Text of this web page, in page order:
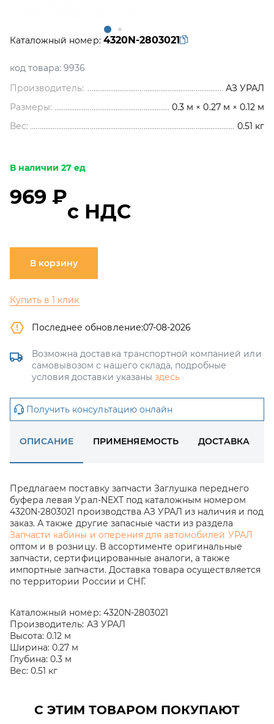
Каталожный номер: 4320N-2803021
код товара: 9936
Производитель:
АЗ УРАЛ
Размеры:
0.3 м × 0.27 м × 0.12 м
Вес:
0.51 кг
В наличии 27 ед
969 ₽
с НДС
В корзину
Купить в 1 клик
Последнее обновление:07-08-2026
Возможна доставка транспортной компанией или
самовывозом с нашего склада, подробные
условия доставки указаны здесь
Получить консультацию онлайн
ОПИСАНИЕ ПРИМЕНЯЕМОСТЬ ДОСТАВКА
Предлагаем поставку запчасти Заглушка переднего
буфера левая Урал-NEXT под каталожным номером
4320N-2803021 производства АЗ УРАЛ из наличия и под
заказ. А также другие запасные части из раздела
Запчасти кабины и оперения для автомобилей УРАЛ
оптом и в розницу. В ассортименте оригинальные
запчасти, сертифицированные аналоги, а также
импортные запчасти. Доставка товара осуществляется
по территории России и СНГ.
Каталожный номер: 4320N-2803021
Производитель: АЗ УРАЛ
Высота: 0.12 м
Ширина: 0.27 м
Глубина: 0.3 м
Вес: 0.51 кг
С ЭТИМ ТОВАРОМ ПОКУПАЮТ